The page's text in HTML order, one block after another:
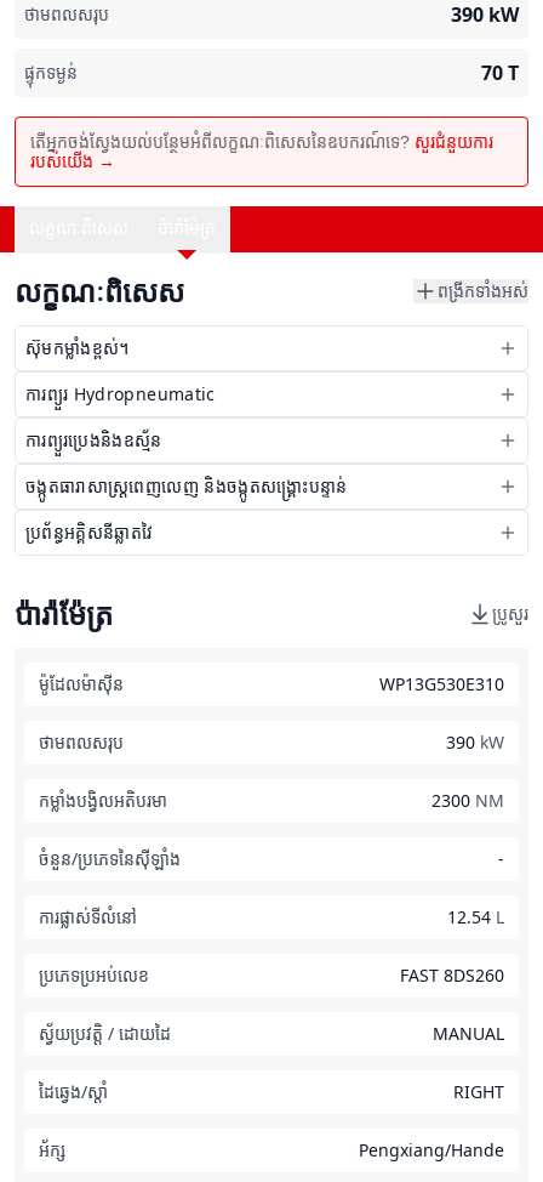
ថាមពលសរុប 390 kW
ផ្ទុកទម្ងន់ 70T
តើអ្នកចង់ស្វែងយល់បន្ថែមអំពីលក្ខណៈពិសេសនៃឧបករណ៍ទេ? សួរជំនួយការ
របស់យើង →
លក្ខណៈពិសេស ពង្រីកទាំងអស់
ស៊ុមកម្លាំងខ្ពស់។
ការព្យួរ Hydropneumatic
ការព្យួរប្រេងនិងឧស្ម័ន
ចង្កូតធារាសាស្ត្រពេញលេញ និងចង្កូតសង្គ្រោះបន្ទាន់
ប្រព័ន្ធអគ្គិសនីឆ្លាតវៃ
ប៉ារ៉ាម៉ែត្រ ប្រូសួរ
ម៉ូដែលម៉ាស៊ីន WP13G530E310
ថាមពលសរុប 390 kW
កម្លាំងបង្វិលអតិបរមា 2300 NM
ចំនួន/ប្រភេទនៃស៊ីឡាំង -
ការផ្លាស់ទីលំនៅ 12.54 L
ប្រភេទប្រអប់លេខ FAST 8DS260
ស្វ័យប្រវត្តិ / ដោយដៃ MANUAL
ដៃឆ្វេង/ស្តាំ RIGHT
អ័ក្ស Pengxiang/Hande